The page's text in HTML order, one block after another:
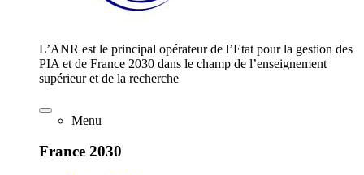
L’ANR est le principal opérateur de l’Etat pour la gestion des
PIA et de France 2030 dans le champ de l’enseignement
supérieur et de la recherche
Menu
France 2030